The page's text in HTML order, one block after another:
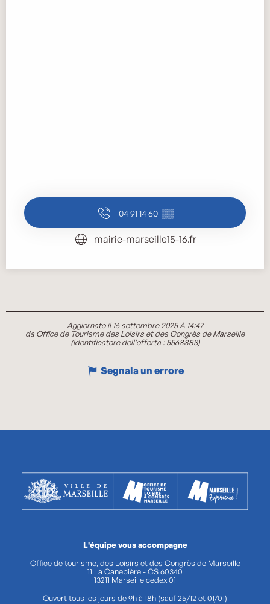
04 91 14 60 ▒▒
mairie-marseille15-16.fr
Aggiornato il 16 settembre 2025 A 14:47
da Office de Tourisme des Loisirs et des Congrès de Marseille
(Identificatore dell'offerta :5568883)
Segnala un errore
L'équipe vous accompagne
Office de tourisme, des Loisirs et des Congrès de Marseille
11 La Canebière - CS 60340
13211 Marseille cedex 01
Ouvert tous les jours de 9h à 18h (sauf 25/12 et 01/01)